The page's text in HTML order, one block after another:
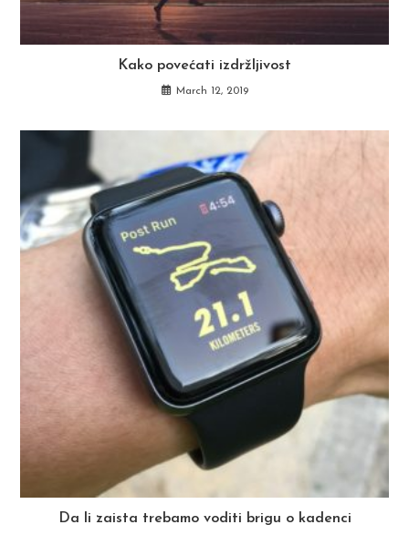
Kako povećati izdržljivost
March 12, 2019
Da li zaista trebamo voditi brigu o kadenci